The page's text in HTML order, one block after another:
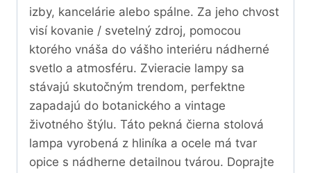
izby, kancelárie alebo spálne. Za jeho chvost
visí kovanie / svetelný zdroj, pomocou
ktorého vnáša do vášho interiéru nádherné
svetlo a atmosféru. Zvieracie lampy sa
stávajú skutočným trendom, perfektne
zapadajú do botanického a vintage
životného štýlu. Táto pekná čierna stolová
lampa vyrobená z hliníka a ocele má tvar
opice s nádherne detailnou tvárou. Doprajte